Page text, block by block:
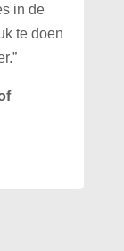
in de
te doen